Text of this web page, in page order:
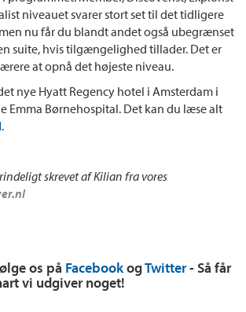
niveauet svarer stort set til det tidligere
nu får du blandt andet også ubegrænset
suite, hvis tilgængelighed tillader. Det er
at opnå det højeste niveau.
nye Hyatt Regency hotel i Amsterdam i
Emma Børnehospital. Det kan du læse alt
.
skrevet af Kilian fra vores
os på FacebookogTwitter- Så får
vi udgiver noget!